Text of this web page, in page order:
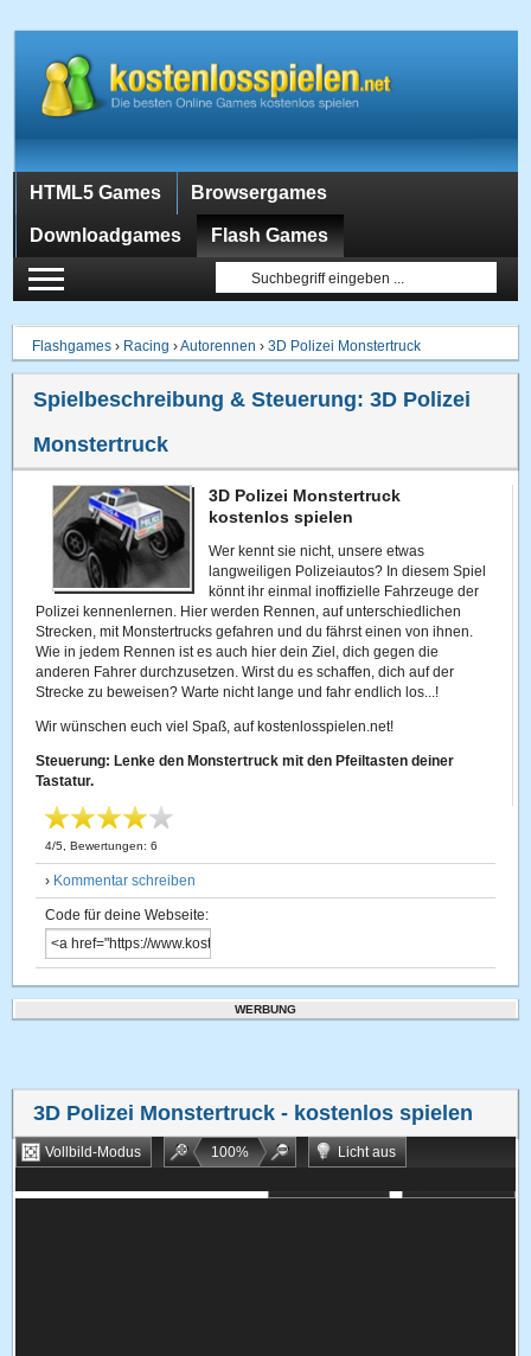
HTML5 Games Browsergames
Downloadgames Flash Games
Flashgames › Racing ›Autorennen ›3D Polizei Monstertruck
Spielbeschreibung & Steuerung:3D Polizei
Monstertruck
3D Polizei Monstertruck
kostenlos spielen
Wer kennt sie nicht, unsere etwas
langweiligen Polizeiautos? In diesem Spiel
könnt ihr einmal inoffizielle Fahrzeuge der
Polizei kennenlernen. Hier werden Rennen, auf unterschiedlichen
Strecken, mit Monstertrucks gefahren und du fährst einen von ihnen.
Wie in jedem Rennen ist es auch hier dein Ziel, dich gegen die
anderen Fahrer durchzusetzen. Wirst du es schaffen, dich auf der
Strecke zu beweisen? Warte nicht lange und fahr endlich los...!
Wir wünschen euch viel Spaß, auf kostenlosspielen.net!
Steuerung: Lenke den Monstertruck mit den Pfeiltasten deiner
Tastatur.
4/5 , Bewertungen:6
› Kommentar schreiben
Code für deine Webseite:
WERBUNG
3D Polizei Monstertruck - kostenlos spielen
Vollbild-Modus 100%
Licht aus